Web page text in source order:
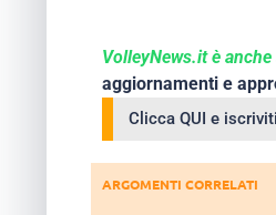
VolleyNews.it è
aggiornamenti e
Clicca QUI e
ARGOMENTI CORRELATI